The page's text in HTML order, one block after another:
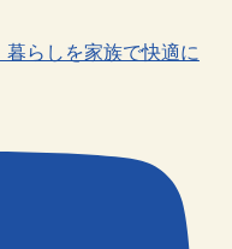
らしを家族で快適に